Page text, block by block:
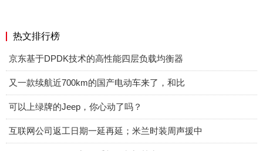
热文排行榜
京东基于DPDK技术的高性能四层负载均衡器
又一款续航近700km的国产电动车来了，和比
可以上绿牌的Jeep，你心动了吗？
互联网公司返工日期一延再延；米兰时装周声援中